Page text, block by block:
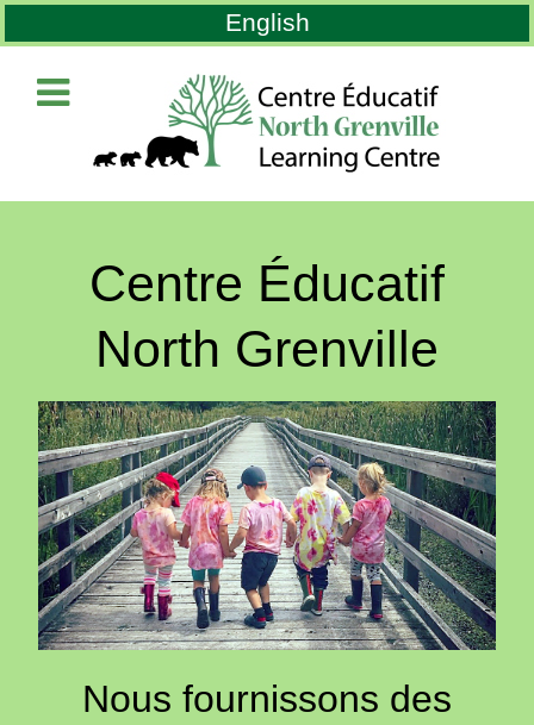
Sélectionnez votre langue
English
Centre Éducatif
North Grenville
Nous fournissons des